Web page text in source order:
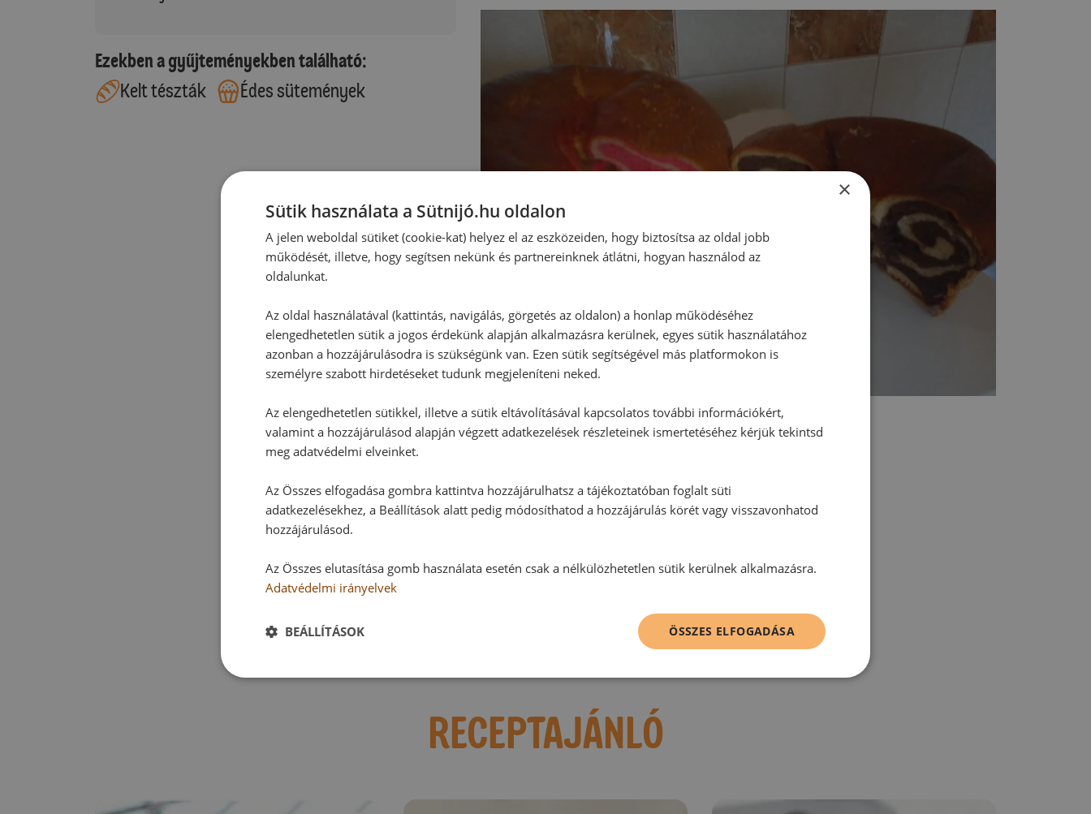
Ezekben a gyűjteményekben található:
Kelt tészták
Édes sütemények
Ehhez a recepthez még nem érkezett hozzászólás.
Vélemény írásához, kérjük,jelentkezz be!
RECEPTAJÁNLÓ
×
Sütik használata a Sütnijó.hu oldalon
A jelen weboldal sütiket (cookie-kat) helyez el az eszközeiden, hogy biztosítsa az oldal jobb
működését, illetve, hogy segítsen nekünk és partnereinknek átlátni, hogyan használod az
oldalunkat.
Az oldal használatával (kattintás, navigálás, görgetés az oldalon) a honlap működéséhez
elengedhetetlen sütik a jogos érdekünk alapján alkalmazásra kerülnek, egyes sütik használatához
azonban a hozzájárulásodra is szükségünk van. Ezen sütik segítségével más platformokon is
személyre szabott hirdetéseket tudunk megjeleníteni neked.
Az elengedhetetlen sütikkel, illetve a sütik eltávolításával kapcsolatos további információkért,
valamint a hozzájárulásod alapján végzett adatkezelések részleteinek ismertetéséhez kérjük tekintsd
meg adatvédelmi elveinket.
Az Összes elfogadása gombra kattintva hozzájárulhatsz a tájékoztatóban foglalt süti
adatkezelésekhez, a Beállítások alatt pedig módosíthatod a hozzájárulás körét vagy visszavonhatod
hozzájárulásod.
Az Összes elutasítása gomb használata esetén csak a nélkülözhetetlen sütik kerülnek alkalmazásra.
Adatvédelmi irányelvek
ÖSSZES ELFOGADÁSA
BEÁLLÍTÁSOK